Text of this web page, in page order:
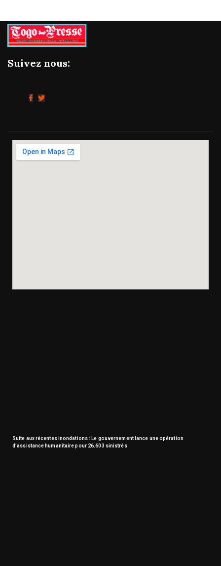
Suivez nous:
Suite aux récentes inondations : Le gouvernement lance une opération
d’assistance humanitaire pour 26.603 sinistrés